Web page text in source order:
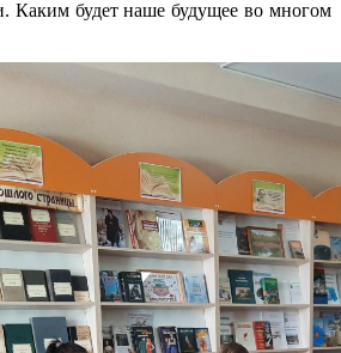
Каким будет наше будущее во многом